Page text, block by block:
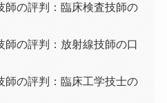
師の評判：臨床検査技師の
師の評判：放射線技師の口
師の評判：臨床工学技士の